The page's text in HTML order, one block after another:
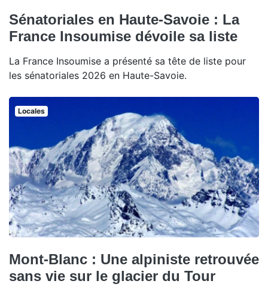
Sénatoriales en Haute-Savoie : La
France Insoumise dévoile sa liste
La France Insoumise a présenté sa tête de liste pour
les sénatoriales 2026 en Haute-Savoie.
Locales
Mont-Blanc : Une alpiniste retrouvée
sans vie sur le glacier du Tour